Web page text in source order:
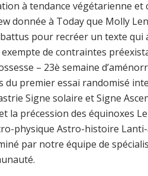
à tendance végétarienne
donnée à Today que Molly
pour recréer un texte
de contraintes
– 23è semaine
premier essai randomisé
Signe solaire et Signe
la précession des équinoxes
physique Astro-histoire
par notre équipe de